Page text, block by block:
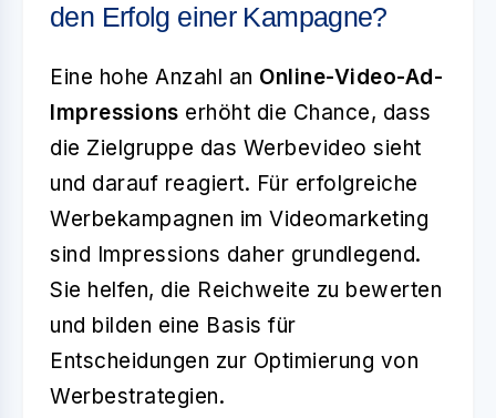
den Erfolg einer Kampagne?
Eine hohe Anzahl an Online-Video-Ad-
Impressions erhöht die Chance, dass
die Zielgruppe das Werbevideo sieht
und darauf reagiert. Für erfolgreiche
Werbekampagnen im Videomarketing
sind Impressions daher grundlegend.
Sie helfen, die Reichweite zu bewerten
und bilden eine Basis für
Entscheidungen zur Optimierung von
Werbestrategien.